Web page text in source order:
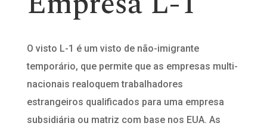
O visto L-1 é um visto de não-imigrante
temporário, que permite que as empresas multi-
nacionais realoquem trabalhadores
estrangeiros qualificados para uma empresa
subsidiária ou matriz com base nos EUA. As